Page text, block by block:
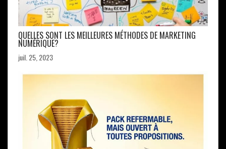
QUELLES SONT LES MEILLEURES MÉTHODES DE MARKETING
NUMÉRIQUE?
juil. 25, 2023